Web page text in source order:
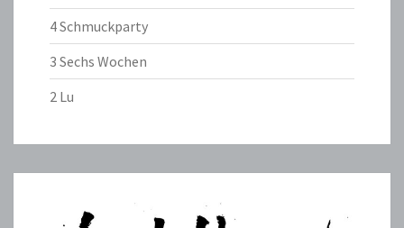
4 Schmuckparty
3 Sechs Wochen
2 Lu